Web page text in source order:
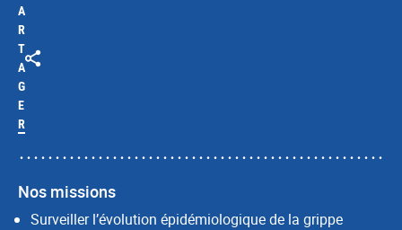
A
R
T
A
G
E
R
Nos missions
Surveiller l’évolution épidémiologique de la grippe